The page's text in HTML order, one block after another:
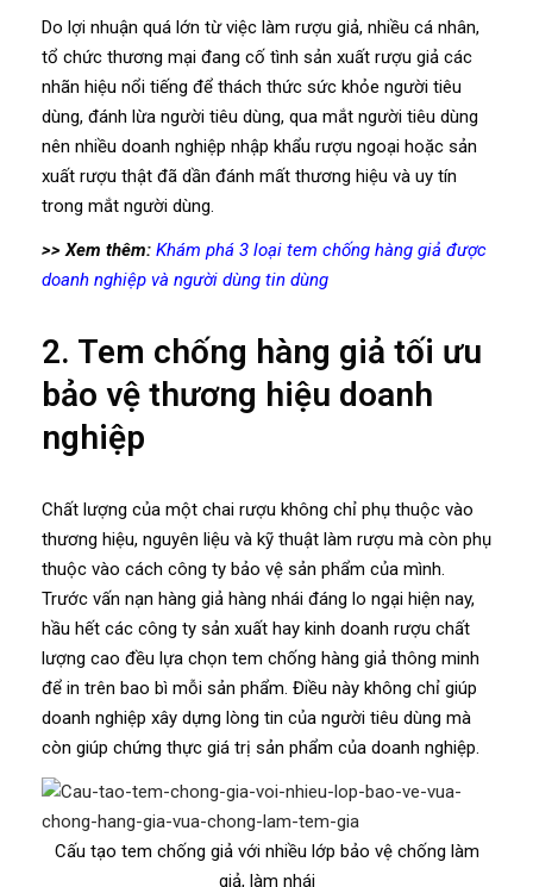
Do lợi nhuận quá lớn từ việc làm rượu giả, nhiều cá nhân,
tổ chức thương mại đang cố tình sản xuất rượu giả các
nhãn hiệu nổi tiếng để thách thức sức khỏe người tiêu
dùng, đánh lừa người tiêu dùng, qua mắt người tiêu dùng
nên nhiều doanh nghiệp nhập khẩu rượu ngoại hoặc sản
xuất rượu thật đã dần đánh mất thương hiệu và uy tín
trong mắt người dùng.
>> Xem thêm: Khám phá 3 loại tem chống hàng giả được
doanh nghiệp và người dùng tin dùng
2. Tem chống hàng giả tối ưu
bảo vệ thương hiệu doanh
nghiệp
Chất lượng của một chai rượu không chỉ phụ thuộc vào
thương hiệu, nguyên liệu và kỹ thuật làm rượu mà còn phụ
thuộc vào cách công ty bảo vệ sản phẩm của mình.
Trước vấn nạn hàng giả hàng nhái đáng lo ngại hiện nay,
hầu hết các công ty sản xuất hay kinh doanh rượu chất
lượng cao đều lựa chọn tem chống hàng giả thông minh
để in trên bao bì mỗi sản phẩm. Điều này không chỉ giúp
doanh nghiệp xây dựng lòng tin của người tiêu dùng mà
còn giúp chứng thực giá trị sản phẩm của doanh nghiệp.
Cấu tạo tem chống giả với nhiều lớp bảo vệ chống làm
giả, làm nhái